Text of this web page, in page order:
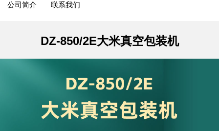
公司简介 联系我们
DZ-850/2E大米真空包装机